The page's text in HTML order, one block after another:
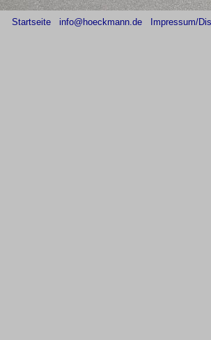
Startseite info@hoeckmann.de Impressum/